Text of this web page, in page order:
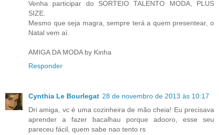
Venha participar do SORTEIO TALENTO MODA, PLUS
SIZE.
Mesmo que seja magra, sempre terá a quem presentear, o
Natal vem aí.
AMIGA DA MODA by Kinha
Responder
Cynthia Le Bourlegat 28 de novembro de 2013 às 10:17
Dri amiga, vc é uma cozinheira de mão cheia! Eu precisava
aprender a fazer bacalhau porque adooro, esse seu
pareceu fácil, quem sabe nao tento rs